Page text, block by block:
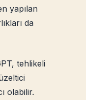
yapılan
da
tehlikeli
olabilir.